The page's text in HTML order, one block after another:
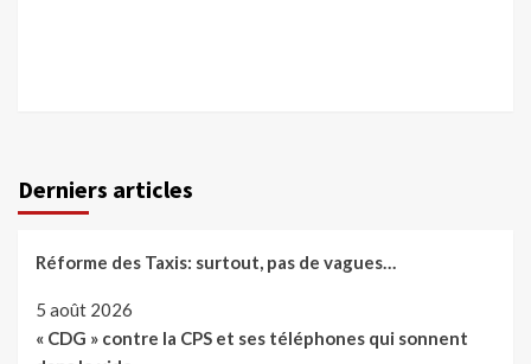
Derniers articles
Réforme des Taxis: surtout, pas de vagues…
5 août 2026
« CDG » contre la CPS et ses téléphones qui sonnent